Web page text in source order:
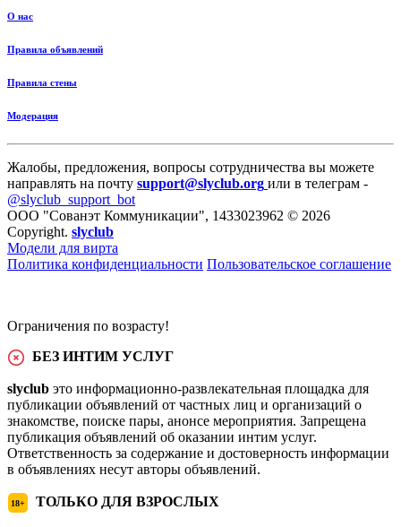
О нас
Правила объявлений
Правила стены
Модерация
Жалобы, предложения, вопросы сотрудничества вы можете
направлять на почту support@slyclub.org или в телеграм -
@slyclub_support_bot
ООО "Сованэт Коммуникации", 1433023962 © 2026
Copyright. slyclub
Модели для вирта
Политика конфиденциальности Пользовательское соглашение
Ограничения по возрасту!
БЕЗ ИНТИМ УСЛУГ
slyclub это информационно-развлекательная площадка для
публикации объявлений от частных лиц и организаций о
знакомстве, поиске пары, анонсе мероприятия. Запрещена
публикация объявлений об оказании интим услуг.
Ответственность за содержание и достоверность информации
в объявлениях несут авторы объявлений.
18+ ТОЛЬКО ДЛЯ ВЗРОСЛЫХ